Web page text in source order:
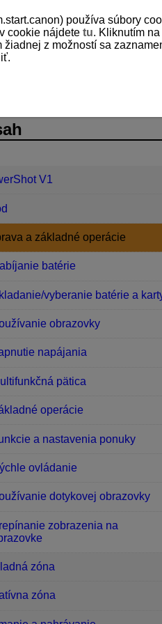
V1
a základné operácie
batérie
vyberanie batérie a
obrazovky
napájania
pätica
operácie
a nastavenia ponuky
ovládanie
dotykovej obrazovky
zobrazenia na
zóna
zóna
používa súbory
cookie nájdete tu. Kliknutím na
z možností sa